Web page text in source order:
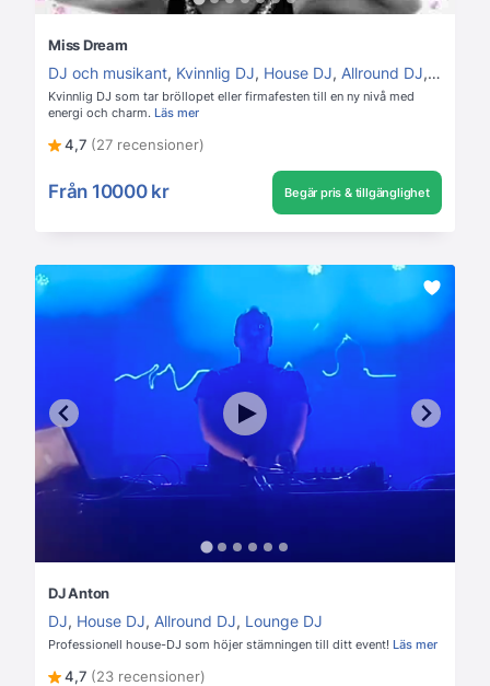
Miss Dream
DJ och musikant, Kvinnlig DJ, House DJ, Allround DJ, 80's
Kvinnlig DJ som tar bröllopet eller firmafesten till en ny nivå med
energi och charm. Läs mer
4,7 (27 recensioner)
Från 10000 kr Begär pris & tillgänglighet
DJ Anton
DJ, House DJ, Allround DJ, Lounge DJ
Professionell house-DJ som höjer stämningen till ditt event! Läs mer
4,7 (23 recensioner)